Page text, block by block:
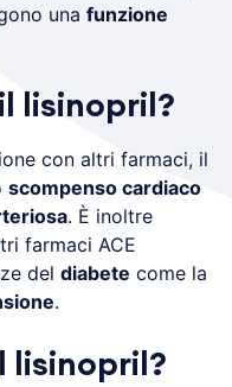
una funzione
lisinopril?
con altri farmaci, il
scompenso cardiaco
. È inoltre
farmaci ACE
del diabete come la
.
lisinopril?